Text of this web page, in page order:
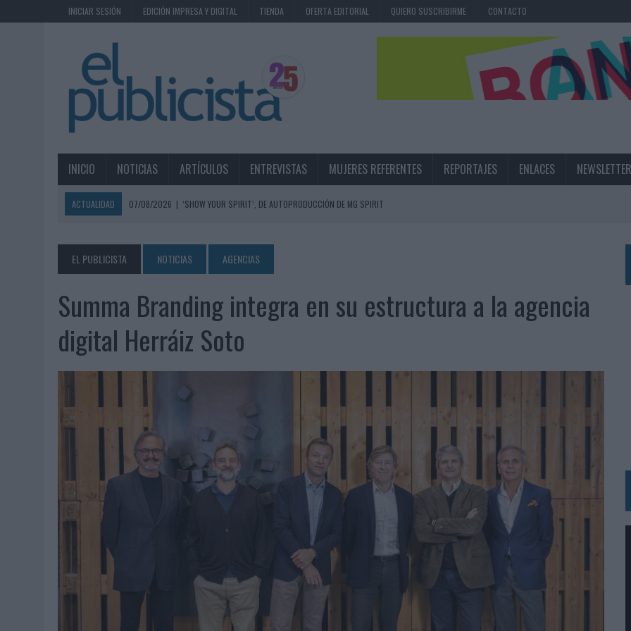
INICIAR SESIÓN EDICIÓN IMPRESA Y DIGITAL TIENDA OFERTA EDITORIAL QUIERO SUSCRIBIRME CONTACTO
INICIO NOTICIAS ARTÍCULOS ENTREVISTAS MUJERES REFERENTES REPORTAJES ENLACES NEWSLETTER
ACTUALIDAD 07/08/2026 | ‘SHOW YOUR SPIRIT’, DE AUTOPRODUCCIÓN DE MG SPIRIT
07/08/2026 | MG SPIRIT RELANZA SU MARCA CON UNA ESTRATEGIA 360º CENTRADA EN EL ORIGEN BARCELONÉS
PATRÓN CONVIERTE EL NUEVO SINGLE DE ARÓN PIPER EN UNA EXPERIENCIA DE MARCA EN IBIZA
07/08/2026
| EL VERANO PONE A PRUEBA LA ESTRATEGIA DIGITAL DE LAS MARCAS
07/08/2026
VUELING CONVIERTE LOS RECUERDOS EN SOUVENIRS CON IA
‘LA VUELTA’, DE FENOMENAL PARA MÁLAGA CF
LA TELEVISIÓN SIGUE LIDERANDO EL CONSUMO DE MEDIOS EN VERANO Y SUPERA AL MÓVIL COMO DISPOSITIVO MÁS UTILIZADO
EL USO DE LA IA GENERATIVA ALCANZA YA AL 62% DE LOS ESPAÑOLES
06/08/2026
SYSTEM1 NOMBRA A KIMBERLY BASTONI COMO NUEVA DIRECTORA COMERCIAL GLOBAL
06/08/2026
FRIGO Y UNIQLO LANZAN UNA COLECCIÓN PERSONALIZABLE INSPIRADA EN CORNETTO, CALIPPO Y SOLERO
LA IA ESTÁ SUBIENDO EL LISTÓN DE LA CREATIVIDAD
05/08/2026
BEON WORLDWIDE LANZA RAÍZ URBANA PARA TRANSFORMAR EL PATRIMONIO HISTÓRICO EN ACTIVOS CULTURALES Y ECONÓMICOS
05/08/2026
FABRA COMUNICACIÓN INCORPORA A CASONÁ Y ASUME LA GESTIÓN DE SUS RELACIONES CON LOS MEDIOS
LOPESAN HOTELS & RESORTS ACERCA EL PARAÍSO CANARIO EN SU ÚLTIMA CAMPAÑA INTERNACIONAL
LUIS ARQUILLOS (BURGO DE ARIAS): “LA CONSTRUCCIÓN DE MARCA A LARGO PLAZO Y LA MEDICIÓN SON DOS CARAS DE LA MISMA
EL PUBLICISTA NOTICIAS AGENCIAS
Summa Branding integra en su estructura a la agencia
digital Herráiz Soto